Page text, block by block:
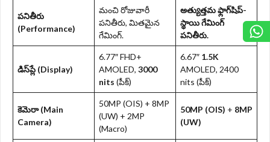
పనితీరు
(Performance)
మంచి రోజువారీ
పనితీరు, మితమైన
గేమింగ్.
అత్యుత్తమ ఫ్లాగ్‌షిప్-
స్థాయి గేమింగ్
పనితీరు.
డిస్‌ప్లే (Display)
6.77″ FHD+
AMOLED, 3000
nits (పీక్)
6.67″ 1.5K
AMOLED, 2400
nits (పీక్)
కెమెరా (Main
Camera)
50MP (OIS) + 8MP
(UW) + 2MP
(Macro)
50MP (OIS) + 8MP
(UW)